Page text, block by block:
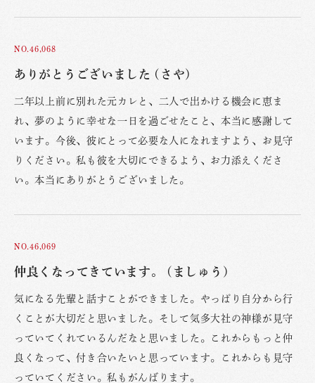
NO.46,068
ありがとうございました (さや)
二年以上前に別れた元カレと、二人で出かける機会に恵ま
れ、夢のように幸せな一日を過ごせたこと、本当に感謝して
います。今後、彼にとって必要な人になれますよう、お見守
りください。私も彼を大切にできるよう、お力添えくださ
い。本当にありがとうございました。
NO.46,069
仲良くなってきています。 (ましゅう)
気になる先輩と話すことができました。やっぱり自分から行
くことが大切だと思いました。そして気多大社の神様が見守
っていてくれているんだなと思いました。これからもっと仲
良くなって、付き合いたいと思っています。これからも見守
っていてください。私もがんばります。